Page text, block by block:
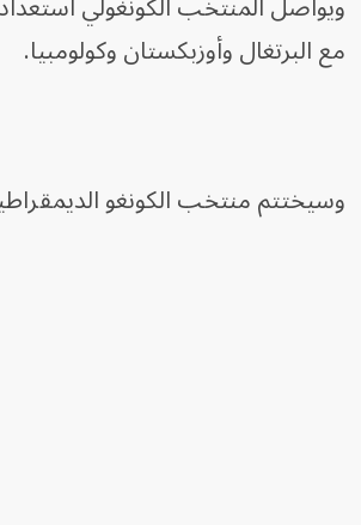
مع البرتغال وأوزبكستان وكولومبيا.
وسيختتم منتخب الكونغو